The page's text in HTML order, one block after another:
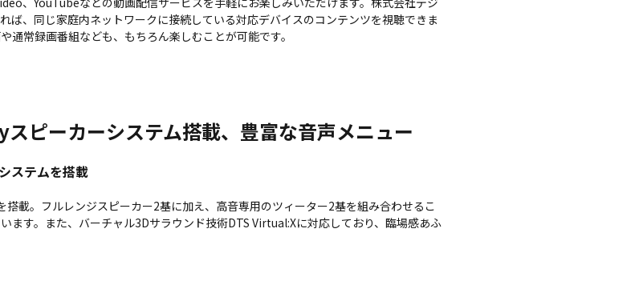
ば、同じ家庭内ネットワークに接続している対応デバイスのコンテンツを視聴できま
通常録画番組なども、もちろん楽しむことが可能です。
ピーカーシステム搭載、豊富な音声メニュー
ステムを搭載
載。フルレンジスピーカー2基に加え、高音専用のツィーター2基を組み合わせるこ
ます。また、バーチャル3Dサラウンド技術DTS Virtual:Xに対応しており、臨場感あふ